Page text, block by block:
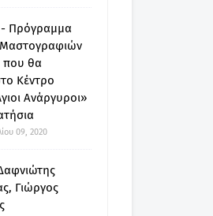
- Πρόγραμμα
που θα
Κέντρο
Ανάργυροι»
09, 2020
Γιώργος